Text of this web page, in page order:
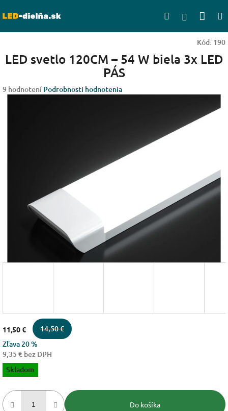
na
Hľadať
Kód: 190
LED svetlo 120CM – 54 W biela 3x LED
PÁS
Priemerné
9 hodnotení Podrobnosti hodnotenia
11,50 €
14,50 €
Zľava 20 %
9,35 € bez DPH
Jednotková
cena:
Skladom
Do košíka